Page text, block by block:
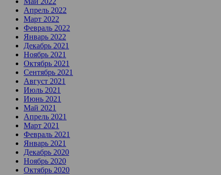
Апрель 2022
Март 2022
Февраль 2022
Январь 2022
Декабрь 2021
Ноябрь 2021
Октябрь 2021
Сентябрь 2021
Август 2021
Июль 2021
Июнь 2021
Май 2021
Апрель 2021
Март 2021
Февраль 2021
Январь 2021
Декабрь 2020
Ноябрь 2020
Октябрь 2020